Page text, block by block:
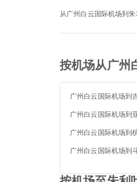
从广州白云国际机场到
按机场从广州
广州白云国际机场到
广州白云国际机场到
广州白云国际机场到
广州白云国际机场到